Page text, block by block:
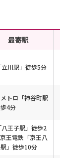
最寄駅
立川駅」徒歩5分
トロ「神谷町駅
4分
八王子駅」徒歩2
王電鉄「京王八
」徒歩10分